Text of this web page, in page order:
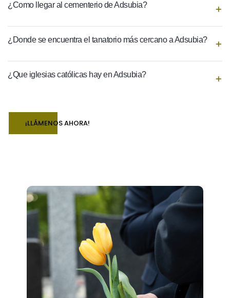
¿Como llegar al cementerio de Adsubia?
¿Donde se encuentra el tanatorio más cercano a Adsubia?
¿Que iglesias católicas hay en Adsubia?
¡LLÁMENOS AHORA!